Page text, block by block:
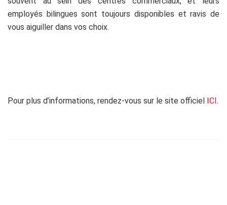
employés bilingues sont toujours disponibles et ravis de
vous aiguiller dans vos choix.
Pour plus d’informations, rendez-vous sur le site officiel ICI.